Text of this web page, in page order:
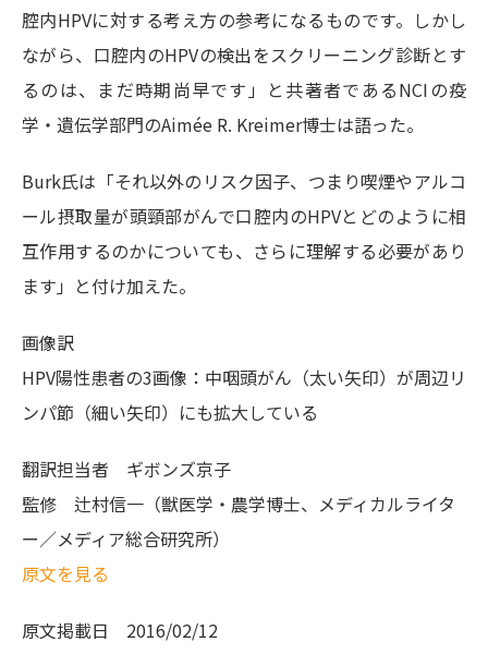
腔内HPVに対する考え方の参考になるものです。しかし
ながら、口腔内のHPVの検出をスクリーニング診断とす
るのは、まだ時期尚早です」と共著者であるNCIの疫
学・遺伝学部門のAimée R. Kreimer博士は語った。
Burk氏は「それ以外のリスク因子、つまり喫煙やアルコ
ール摂取量が頭頸部がんで口腔内のHPVとどのように相
互作用するのかについても、さらに理解する必要があり
ます」と付け加えた。
画像訳
HPV陽性患者の3画像：中咽頭がん（太い矢印）が周辺リ
ンパ節（細い矢印）にも拡大している
翻訳担当者 ギボンズ京子
監修 辻村信一（獣医学・農学博士、メディカルライタ
ー／メディア総合研究所）
原文を見る
原文掲載日 2016/02/12